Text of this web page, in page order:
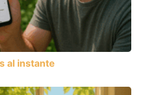
al instante